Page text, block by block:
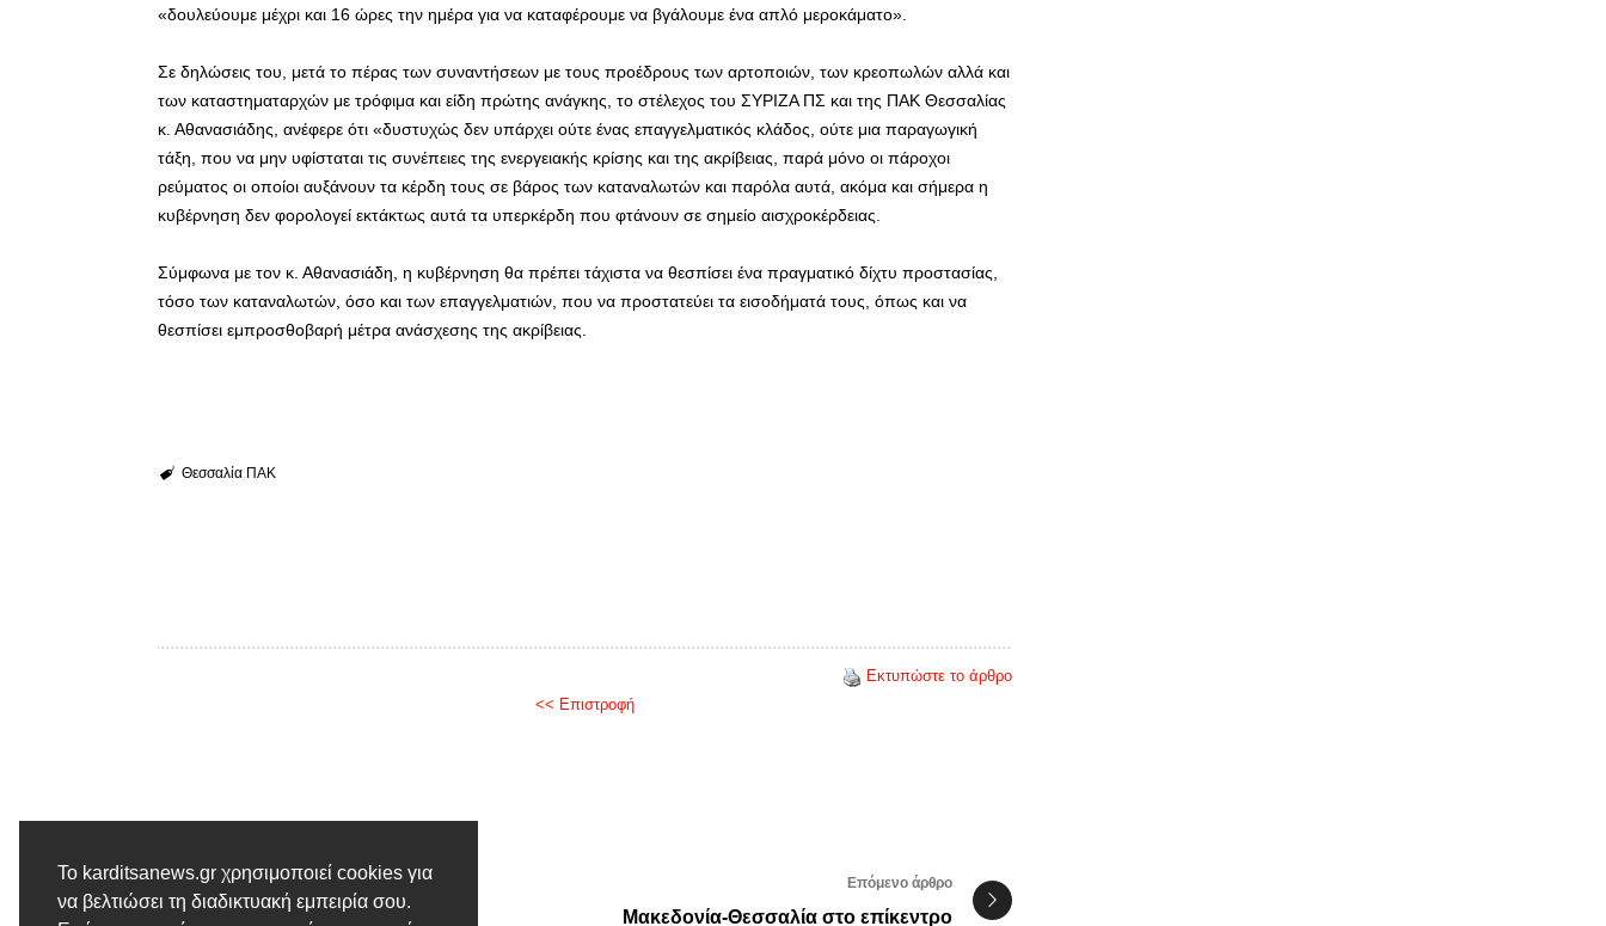
Το karditsanews.gr χρησιμοποιεί cookies για
να βελτιώσει τη διαδικτυακή εμπειρία σου.
«δουλεύουμε μέχρι και 16 ώρες την ημέρα για να καταφέρουμε να βγάλουμε ένα απλό μεροκάματο».
Σε δηλώσεις του, μετά το πέρας των συναντήσεων με τους προέδρους των αρτοποιών, των κρεοπωλών αλλά και
των καταστηματαρχών με τρόφιμα και είδη πρώτης ανάγκης, το στέλεχος του ΣΥΡΙΖΑ ΠΣ και της ΠΑΚ Θεσσαλίας
κ. Αθανασιάδης, ανέφερε ότι «δυστυχώς δεν υπάρχει ούτε ένας επαγγελματικός κλάδος, ούτε μια παραγωγική
τάξη, που να μην υφίσταται τις συνέπειες της ενεργειακής κρίσης και της ακρίβειας, παρά μόνο οι πάροχοι
ρεύματος οι οποίοι αυξάνουν τα κέρδη τους σε βάρος των καταναλωτών και παρόλα αυτά, ακόμα και σήμερα η
κυβέρνηση δεν φορολογεί εκτάκτως αυτά τα υπερκέρδη που φτάνουν σε σημείο αισχροκέρδειας.
Σύμφωνα με τον κ. Αθανασιάδη, η κυβέρνηση θα πρέπει τάχιστα να θεσπίσει ένα πραγματικό δίχτυ προστασίας,
τόσο των καταναλωτών, όσο και των επαγγελματιών, που να προστατεύει τα εισοδήματά τους, όπως και να
θεσπίσει εμπροσθοβαρή μέτρα ανάσχεσης της ακρίβειας.
Θεσσαλία ΠΑΚ
Εκτυπώστε το άρθρο
<< Επιστροφή
Προηγούμενο άρθρο
Ξεκίνησαν οι αιτήσεις για το
Επόμενο άρθρο
Μακεδονία-Θεσσαλία στο επίκεντρο